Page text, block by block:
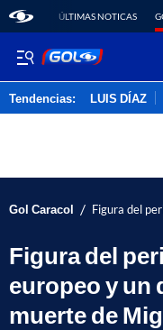
ÚLTIMAS NOTICAS
Tendencias: LUIS DÍAZ
Gol Caracol / Figura del
Figura del
europeo y un
muerte de